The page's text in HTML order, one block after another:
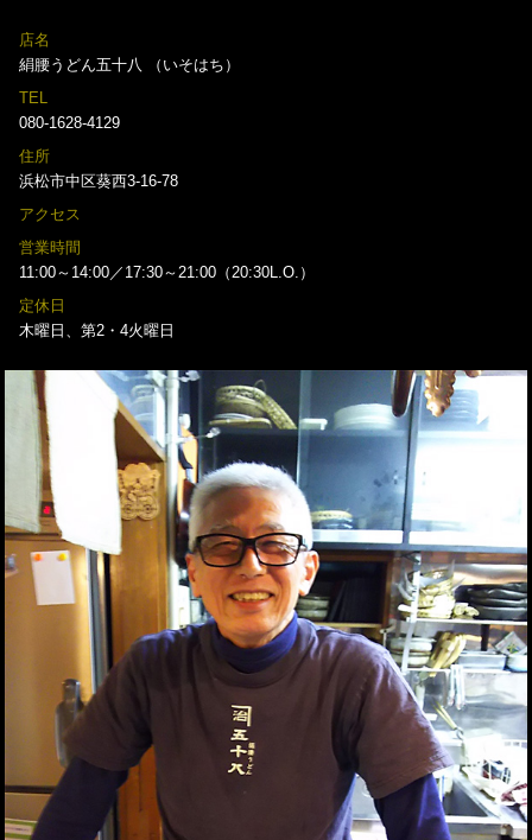
店名
絹腰うどん五十八 （いそはち）
TEL
080-1628-4129
住所
浜松市中区葵西3-16-78
アクセス
営業時間
11:00～14:00／17:30～21:00（20:30L.O.）
定休日
木曜日、第2・4火曜日